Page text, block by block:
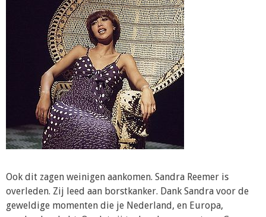
Ook dit zagen weinigen aankomen. Sandra Reemer is
overleden. Zij leed aan borstkanker. Dank Sandra voor de
geweldige momenten die je Nederland, en Europa,